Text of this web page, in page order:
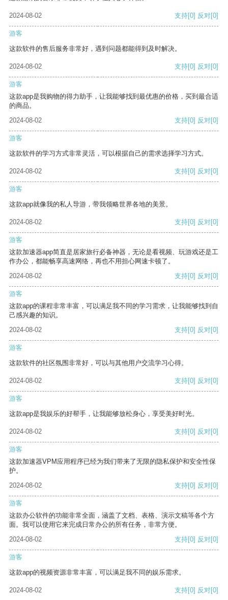
2024-08-02 支持[0] 反对[0]
游客
这款软件的售后服务非常好，遇到问题都能得到及时解决。
2024-08-02 支持[0] 反对[0]
游客
这款app是我购物的得力助手，让我能够找到最优惠的价格，买到最合适
的商品。
2024-08-02
支持[0] 反对[0]
游客
这款软件的学习方式非常灵活，可以根据自己的需求选择学习方式。
2024-08-02 支持[0] 反对[0]
游客
这款app就像我的私人导游，带我领略世界各地的美景。
2024-08-02 支持[0] 反对[0]
游客
这款加速器app简直是居家旅行必备神器，无论是看视频、玩游戏还是工
作办公，都能畅享高速网络，再也不用担心网速卡顿了。
2024-08-02
支持[0] 反对[0]
游客
这款app的课程非常丰富，可以满足我不同的学习需求，让我能够找到自
己感兴趣的知识。
2024-08-02
支持[0] 反对[0]
游客
这款软件的社区氛围非常好，可以与其他用户交流学习心得。
2024-08-02 支持[0] 反对[0]
游客
这款app是我娱乐的好帮手，让我能够放松身心，享受美好时光。
2024-08-02 支持[0] 反对[0]
游客
这款加速器VPM应用程序已经为我们带来了无限的隐私保护和安全性保
护。
2024-08-02
支持[0] 反对[0]
游客
这款办公软件的功能非常全面，涵盖了文档、表格、演示文稿等各个方
面。我可以使用它来完成日常办公的所有任务，非常方便。
2024-08-02
支持[0] 反对[0]
游客
这款app的视频资源非常丰富，可以满足我不同的娱乐需求。
2024-08-02 支持[0] 反对[0]